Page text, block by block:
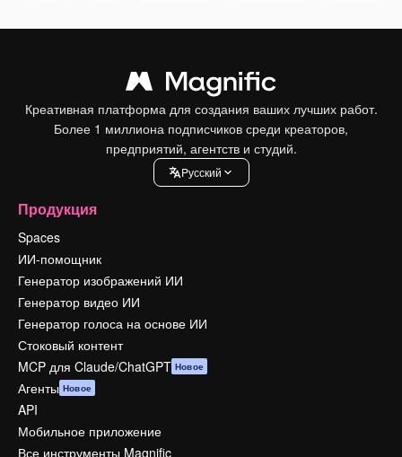
Креативная платформа для создания ваших лучших работ.
Более 1 миллиона подписчиков среди креаторов,
предприятий, агентств и студий.
Pусский
Продукция
Spaces
ИИ-помощник
Генератор изображений ИИ
Генератор видео ИИ
Генератор голоса на основе ИИ
Стоковый контент
MCP для Claude/ChatGPT Новое
Агенты Новое
API
Мобильное приложение
Все инструменты Magnific